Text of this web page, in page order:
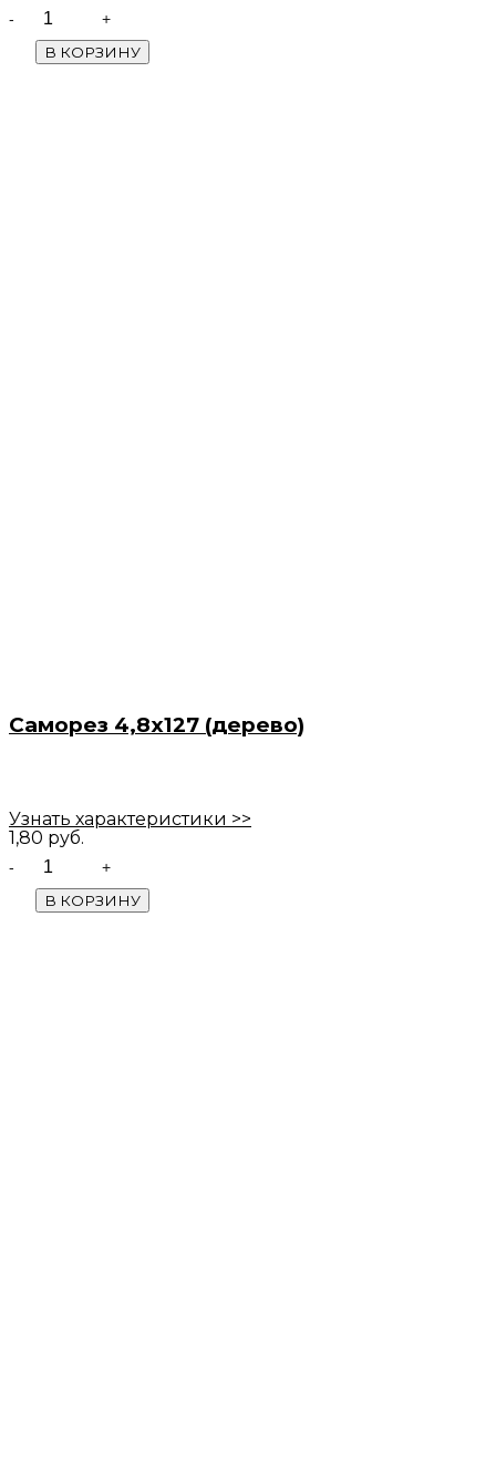
В КОРЗИНУ
Саморез 4,8х127 (дерево)
Узнать характеристики >>
1,80 руб.
Quantity
В КОРЗИНУ